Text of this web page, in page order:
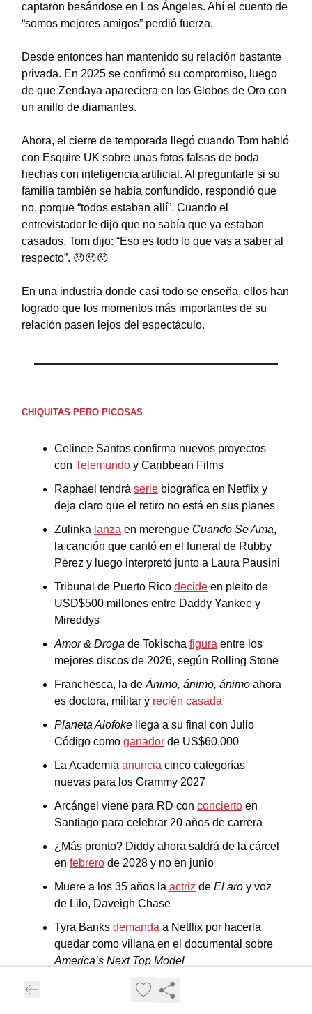
captaron besándose en Los Ángeles. Ahí el cuento de
“somos mejores amigos” perdió fuerza.
Desde entonces han mantenido su relación bastante
privada. En 2025 se confirmó su compromiso, luego
de que Zendaya apareciera en los Globos de Oro con
un anillo de diamantes.
Ahora, el cierre de temporada llegó cuando Tom habló
con Esquire UK sobre unas fotos falsas de boda
hechas con inteligencia artificial. Al preguntarle si su
familia también se había confundido, respondió que
no, porque “todos estaban allí”. Cuando el
entrevistador le dijo que no sabía que ya estaban
casados, Tom dijo: “Eso es todo lo que vas a saber al
respecto”. 😯😯😯
En una industria donde casi todo se enseña, ellos han
logrado que los momentos más importantes de su
relación pasen lejos del espectáculo.
CHIQUITAS PERO PICOSAS
Celinee Santos confirma nuevos proyectos
con Telemundo y Caribbean Films
Raphael tendrá serie biográfica en Netflix y
deja claro que el retiro no está en sus planes
Zulinka lanza en merengue Cuando Se Ama,
la canción que cantó en el funeral de Rubby
Pérez y luego interpretó junto a Laura Pausini
Tribunal de Puerto Rico decide en pleito de
USD$500 millones entre Daddy Yankee y
Mireddys
Amor & Droga de Tokischa figura entre los
mejores discos de 2026, según Rolling Stone
Franchesca, la deÁnimo, ánimo, ánimo ahora
es doctora, militar y recién casada
Planeta Alofoke llega a su final con Julio
Código como ganador de US$60,000
La Academia anuncia cinco categorías
nuevas para los Grammy 2027
Arcángel viene para RD con concierto en
Santiago para celebrar 20 años de carrera
¿Más pronto? Diddy ahora saldrá de la cárcel
en febrero de 2028 y no en junio
Muere a los 35 años la actriz de El aro y voz
de Lilo, Daveigh Chase
Tyra Banks demanda a Netflix por hacerla
quedar como villana en el documental sobre
America’s Next Top Model
dominicano llega al Mundial 2026
con “Toco Toco To”